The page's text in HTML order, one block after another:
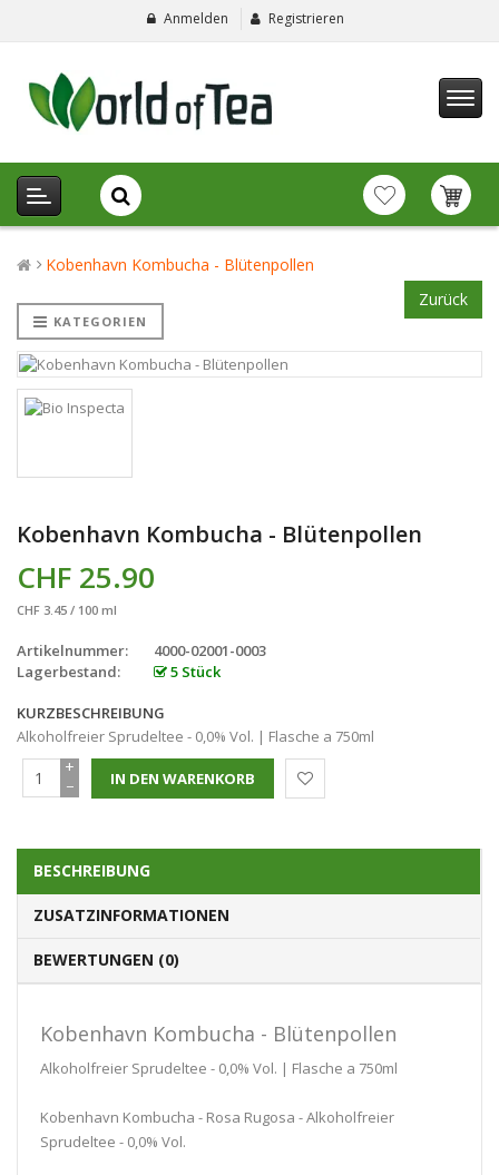
Anmelden Registrieren
Kobenhavn Kombucha - Blütenpollen
Zurück
KATEGORIEN
Kobenhavn Kombucha - Blütenpollen
CHF 25.90
CHF 3.45 / 100 ml
Artikelnummer:
4000-02001-0003
Lagerbestand:
5 Stück
KURZBESCHREIBUNG
Alkoholfreier Sprudeltee - 0,0% Vol. | Flasche a 750ml
−
+
BESCHREIBUNG
ZUSATZINFORMATIONEN
BEWERTUNGEN (0)
Kobenhavn Kombucha - Blütenpollen
Alkoholfreier Sprudeltee - 0,0% Vol. | Flasche a 750ml
Kobenhavn Kombucha - Rosa Rugosa - Alkoholfreier
Sprudeltee - 0,0% Vol.